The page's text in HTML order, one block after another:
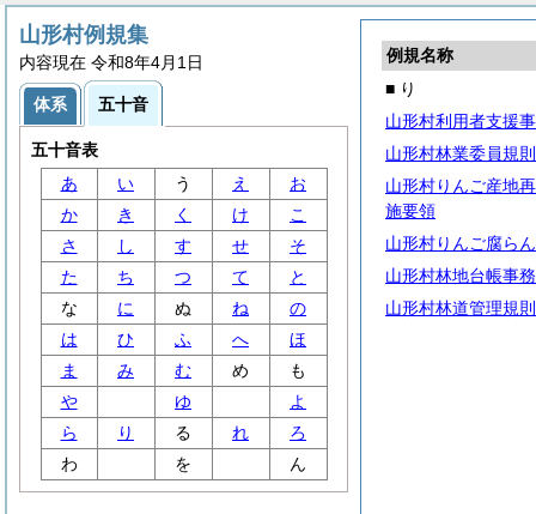
例規名称
■ り
山形村利用者支援
山形村林業委員規則
山形村りんご産地
施要領
山形村りんご腐ら
山形村林地台帳事
山形村林道管理規則
山形村例規集
内容現在 令和8年4月1日
体系 五十音
五十音表
あ
い う え
お
か
き く け
こ
さ
し す せ
そ
た
ち つ て
と
な
に ぬ ね
の
は
ひ ふ へ
ほ
ま
み む め
も
や
ゆ
よ
ら
り る れ
ろ
わ
を ん